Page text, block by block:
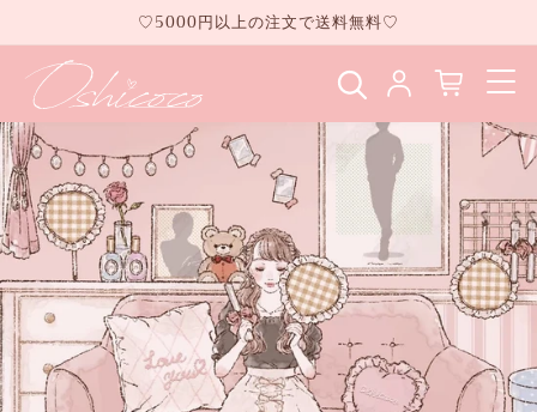
進む
♡5000円以上の注文で送料無料♡